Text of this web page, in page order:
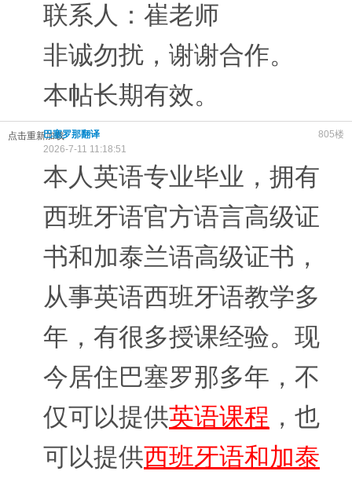
联系人：崔老师
非诚勿扰，谢谢合作。
本帖长期有效。
点击重新加载 805楼
巴塞罗那翻译
2026-7-11 11:18:51
本人英语专业毕业，拥有
西班牙语官方语言高级证
书和加泰兰语高级证书，
从事英语西班牙语教学多
年，有很多授课经验。现
今居住巴塞罗那多年，不
仅可以提供英语课程 ，也
可以提供西班牙语和加泰